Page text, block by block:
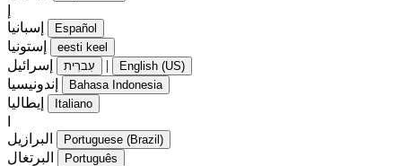
إسبانيا
Español
إستونيا eesti keel
إسرائيل עִברִית | English (US)
إندونيسيا Bahasa Indonesia
إيطاليا Italiano
البرازيل
Portuguese (Brazil)
البرتغال Português